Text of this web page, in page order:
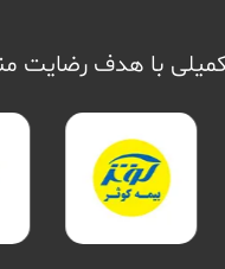
با هدف رضایت